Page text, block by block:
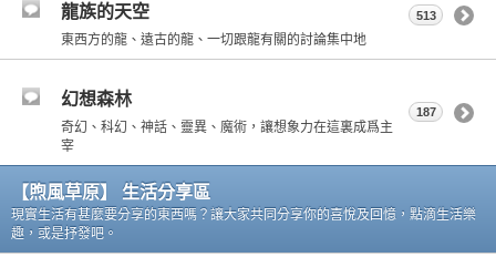
龍族的天空
東西方的龍、遠古的龍、一切跟龍有關的討論集中地
513
幻想森林
奇幻、科幻、神話、靈異、魔術，讓想象力在這裏成爲主
宰
187
【煦風草原】 生活分享區
現實生活有甚麼要分享的東西嗎？讓大家共同分享你的喜悅及回憶，點滴生活樂
趣，或是抒發吧。